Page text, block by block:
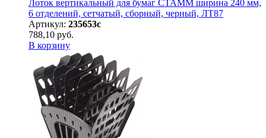
Лоток вертикальный для бумаг СТАММ ширина 240 мм,
6 отделений, сетчатый, сборный, черный, ЛТ87
Артикул: 235653с
788,10 руб.
В корзину